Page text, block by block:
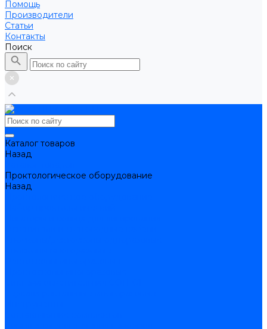
Помощь
Производители
Статьи
Контакты
Поиск
Каталог товаров
Назад
Проктологическое оборудование
Назад